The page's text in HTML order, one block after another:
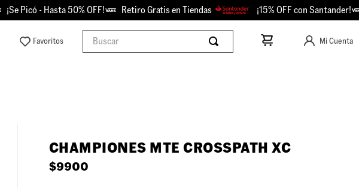
Picó - Hasta 50% OFF! Retiro Gratis en Tiendas ¡15% OFF con Santander!
Buscar
Mi Cuenta
CHAMPIONES MTE CROSSPATH XC
$9900